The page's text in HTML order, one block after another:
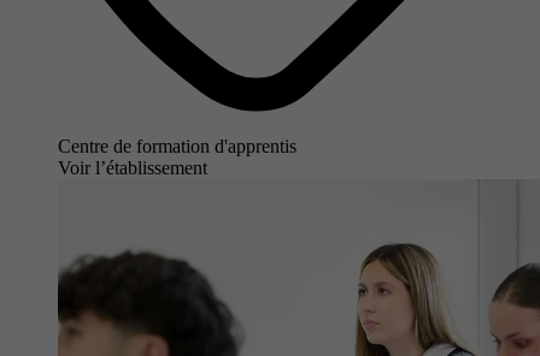
Centre de formation d'apprentis
Voir l’établissement